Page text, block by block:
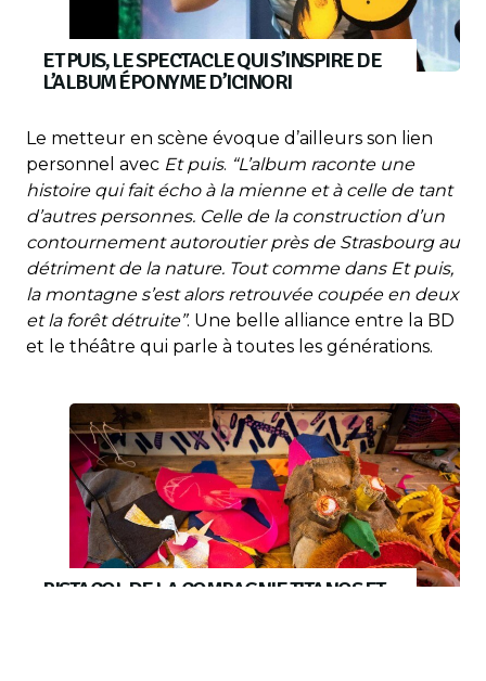
ET PUIS, LE SPECTACLE QUI S’INSPIRE DE
L’ALBUM ÉPONYME D’ICINORI
Le metteur en scène évoque d’ailleurs son lien
personnel avec Et puis. “L’album raconte une
histoire qui fait écho à la mienne et à celle de tant
d’autres personnes. Celle de la construction d’un
contournement autoroutier près de Strasbourg au
détriment de la nature. Tout comme dans Et puis,
la montagne s’est alors retrouvée coupée en deux
et la forêt détruite”. Une belle alliance entre la BD
et le théâtre qui parle à toutes les générations.
PISTACOL DE LA COMPAGNIE TITANOS ET